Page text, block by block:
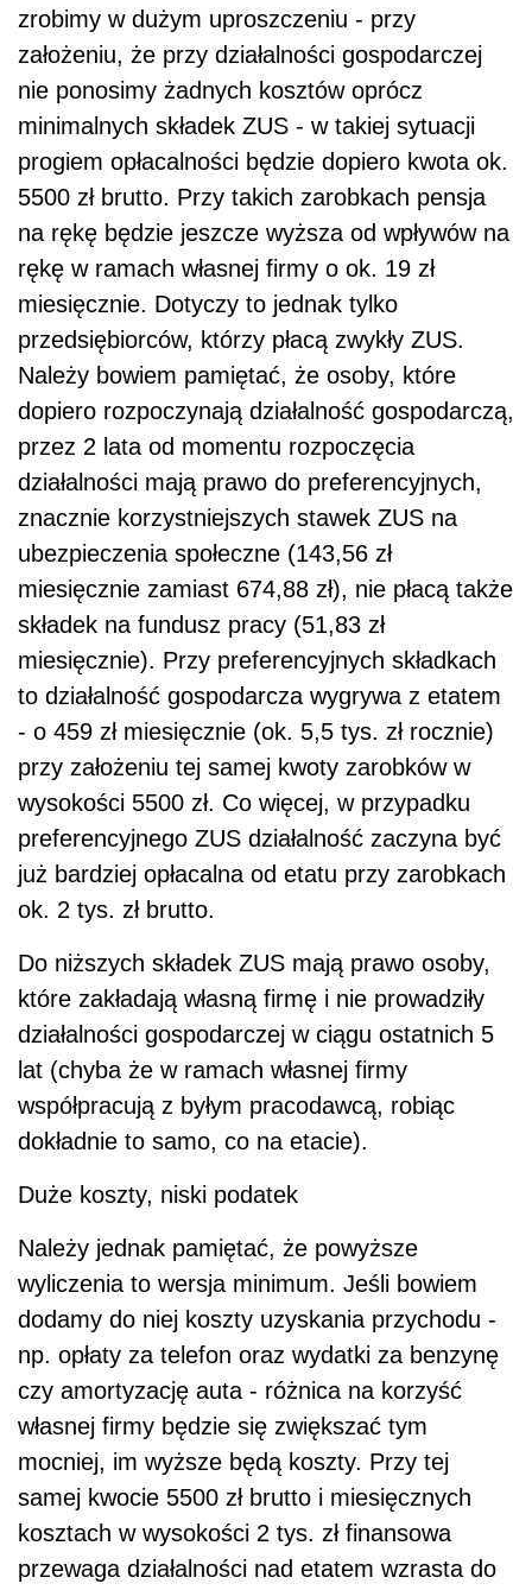
zrobimy w dużym uproszczeniu - przy
założeniu, że przy działalności gospodarczej
nie ponosimy żadnych kosztów oprócz
minimalnych składek ZUS - w takiej sytuacji
progiem opłacalności będzie dopiero kwota ok.
5500 zł brutto. Przy takich zarobkach pensja
na rękę będzie jeszcze wyższa od wpływów na
rękę w ramach własnej firmy o ok. 19 zł
miesięcznie. Dotyczy to jednak tylko
przedsiębiorców, którzy płacą zwykły ZUS.
Należy bowiem pamiętać, że osoby, które
dopiero rozpoczynają działalność gospodarczą,
przez 2 lata od momentu rozpoczęcia
działalności mają prawo do preferencyjnych,
znacznie korzystniejszych stawek ZUS na
ubezpieczenia społeczne (143,56 zł
miesięcznie zamiast 674,88 zł), nie płacą także
składek na fundusz pracy (51,83 zł
miesięcznie). Przy preferencyjnych składkach
to działalność gospodarcza wygrywa z etatem
- o 459 zł miesięcznie (ok. 5,5 tys. zł rocznie)
przy założeniu tej samej kwoty zarobków w
wysokości 5500 zł. Co więcej, w przypadku
preferencyjnego ZUS działalność zaczyna być
już bardziej opłacalna od etatu przy zarobkach
ok. 2 tys. zł brutto.
Do niższych składek ZUS mają prawo osoby,
które zakładają własną firmę i nie prowadziły
działalności gospodarczej w ciągu ostatnich 5
lat (chyba że w ramach własnej firmy
współpracują z byłym pracodawcą, robiąc
dokładnie to samo, co na etacie).
Duże koszty, niski podatek
Należy jednak pamiętać, że powyższe
wyliczenia to wersja minimum. Jeśli bowiem
dodamy do niej koszty uzyskania przychodu -
np. opłaty za telefon oraz wydatki za benzynę
czy amortyzację auta - różnica na korzyść
własnej firmy będzie się zwiększać tym
mocniej, im wyższe będą koszty. Przy tej
samej kwocie 5500 zł brutto i miesięcznych
kosztach w wysokości 2 tys. zł finansowa
przewaga działalności nad etatem wzrasta do